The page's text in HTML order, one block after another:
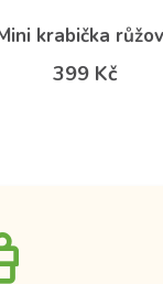
krabička
399 Kč